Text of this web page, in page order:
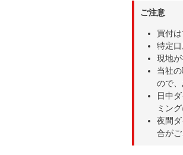
ご注意
買付は
特定
現地
当社
ので、
日中
ミン
夜間
合がご